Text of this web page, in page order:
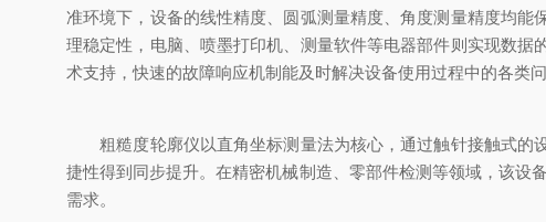
准环境下，设备的线性精度、圆弧测量精度、角度测量精度均
理稳定性，电脑、喷墨打印机、测量软件等电器部件则实现数
术支持，快速的故障响应机制能及时解决设备使用过程中的各类问
粗糙度轮廓仪以直角坐标测量法为核心，通过触针接触式的
捷性得到同步提升。在精密机械制造、零部件检测等领域，该
需求。